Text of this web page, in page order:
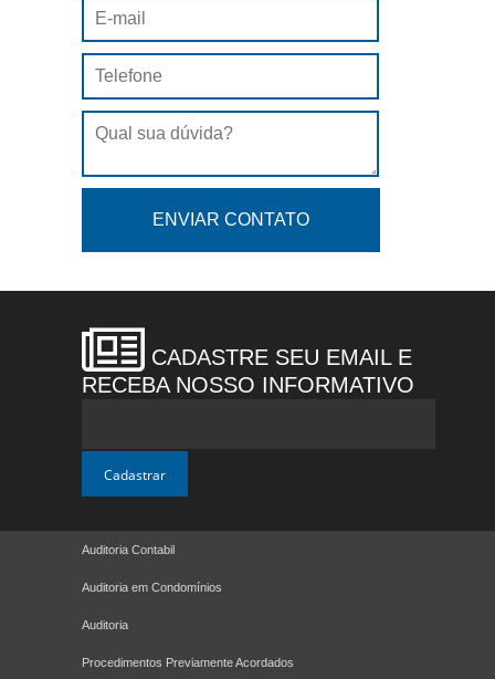
CADASTRE SEU EMAIL E
RECEBA NOSSO INFORMATIVO
Auditoria Contabil
Auditoria em Condomínios
Auditoria
Procedimentos Previamente Acordados